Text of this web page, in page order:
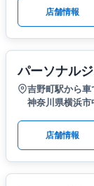
店舗情報
パーソナル
吉野町駅から
神奈川県横浜
店舗情報